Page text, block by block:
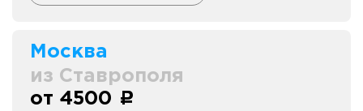
Москва
из Ставрополя
от 4500 c